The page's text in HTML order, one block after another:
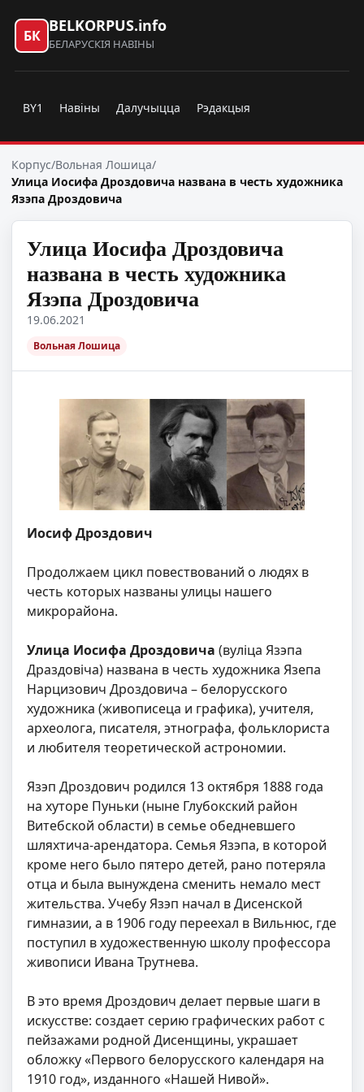
БК
BELKORPUS.info
БЕЛАРУСКІЯ НАВІНЫ
BY1 Навіны Далучыцца Рэдакцыя
Корпус/Вольная Лошица/
Улица Иосифа Дроздовича названа в честь художника
Язэпа Дроздовича
Улица Иосифа Дроздовича
названа в честь художника
Язэпа Дроздовича
19.06.2021
Вольная Лошица
Иосиф Дроздович
Продолжаем цикл повествований о людях в
честь которых названы улицы нашего
микрорайона.
Улица Иосифа Дроздовича (вуліца Язэпа
Драздовіча) названа в честь художника Язепа
Нарцизович Дроздовича – белорусского
художника (живописеца и графика), учителя,
археолога, писателя, этнографа, фольклориста
и любителя теоретической астрономии.
Язэп Дроздович родился 13 октября 1888 года
на хуторе Пуньки (ныне Глубокский район
Витебской области) в семье обедневшего
шляхтича-арендатора. Семья Язэпа, в которой
кроме него было пятеро детей, рано потеряла
отца и была вынуждена сменить немало мест
жительства. Учебу Язэп начал в Дисенской
гимназии, а в 1906 году переехал в Вильнюс, где
поступил в художественную школу профессора
живописи Ивана Трутнева.
В это время Дроздович делает первые шаги в
искусстве: создает серию графических работ с
пейзажами родной Дисенщины, украшает
обложку «Первого белорусского календаря на
1910 год», изданного «Нашей Нивой».